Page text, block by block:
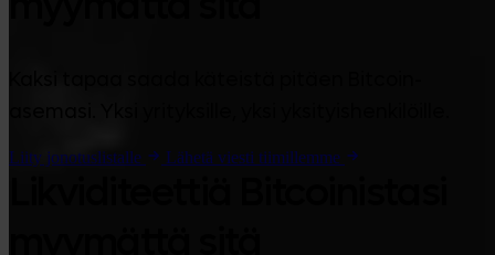
Liity jonotuslistalle Lähetä viesti tiimillemme